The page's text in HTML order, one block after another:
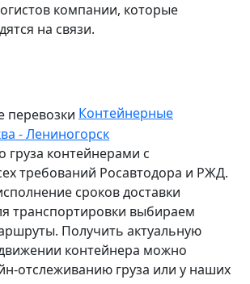
компании, которые
на связи.
Контейнерные
- Лениногорск
груза контейнерами с
требований Росавтодора и РЖД.
сроков доставки
транспортировки выбираем
Получить актуальную
контейнера можно
отслеживанию груза или у наших